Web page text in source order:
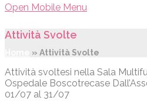
Open Mobile Menu
Attività Svolte
» Attività Svolte
Attività svoltesi nella Sala
Ospedale Boscotrecase
01/07 al 31/07